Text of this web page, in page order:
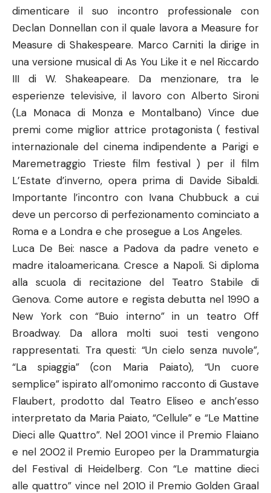
dimenticare il suo incontro professionale con
Declan Donnellan con il quale lavora a Measure for
Measure di Shakespeare. Marco Carniti la dirige in
una versione musical di As You Like it e nel Riccardo
III di W. Shakeapeare. Da menzionare, tra le
esperienze televisive, il lavoro con Alberto Sironi
(La Monaca di Monza e Montalbano) Vince due
premi come miglior attrice protagonista ( festival
internazionale del cinema indipendente a Parigi e
Maremetraggio Trieste film festival ) per il film
L’Estate d’inverno, opera prima di Davide Sibaldi.
Importante l’incontro con Ivana Chubbuck a cui
deve un percorso di perfezionamento cominciato a
Roma e a Londra e che prosegue a Los Angeles.
Luca De Bei: nasce a Padova da padre veneto e
madre italoamericana. Cresce a Napoli. Si diploma
alla scuola di recitazione del Teatro Stabile di
Genova. Come autore e regista debutta nel 1990 a
New York con “Buio interno” in un teatro Off
Broadway. Da allora molti suoi testi vengono
rappresentati. Tra questi: “Un cielo senza nuvole”,
“La spiaggia” (con Maria Paiato), “Un cuore
semplice” ispirato all’omonimo racconto di Gustave
Flaubert, prodotto dal Teatro Eliseo e anch’esso
interpretato da Maria Paiato, “Cellule” e “Le Mattine
Dieci alle Quattro”. Nel 2001 vince il Premio Flaiano
e nel 2002 il Premio Europeo per la Drammaturgia
del Festival di Heidelberg. Con “Le mattine dieci
alle quattro” vince nel 2010 il Premio Golden Graal